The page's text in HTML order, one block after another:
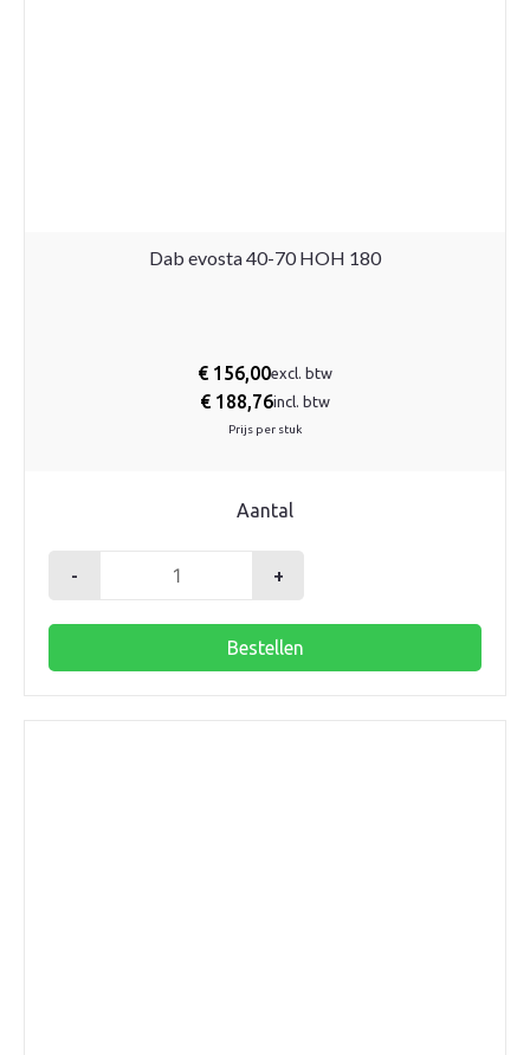
Dab evosta 40-70 HOH 180
€ 156,00excl. btw
€ 188,76incl. btw
Prijs per stuk
Aantal
-
evosta
+
Bestellen